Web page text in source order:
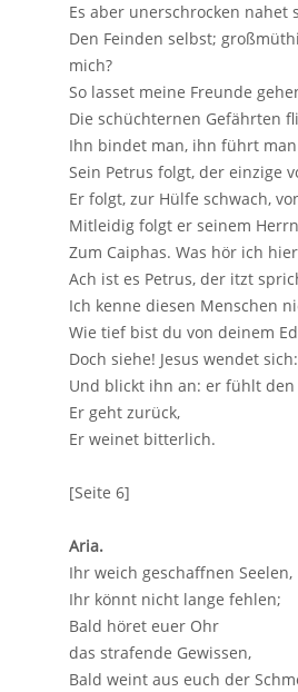
Es aber unerschrocken nahet
Den Feinden selbst;
mich?
So lasset meine Freunde
Die schüchternen Gefährten
Ihn bindet man, ihn führt
Sein Petrus folgt, der einzige
Er folgt, zur Hülfe schwach,
Mitleidig folgt er seinem Herrn
Zum Caiphas. Was hör ich
Ach ist es Petrus, der itzt
Ich kenne diesen Menschen
Wie tief bist du von deinem
Doch siehe! Jesus wendet sich:
Und blickt ihn an: er fühlt den
Er geht zurück,
Er weinet bitterlich.
[Seite 6]
Aria.
Ihr weich geschaffnen Seelen,
Ihr könnt nicht lange fehlen;
Bald höret euer Ohr
das strafende Gewissen,
Bald weint aus euch der